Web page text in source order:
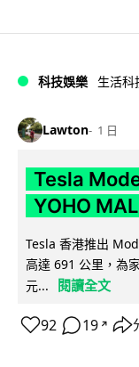
科技娛樂 生活科
Lawton 1 日
Tesla
YOHO
Tesla 香港推出
高達 691 公里，為
元...
閱讀全文
92 19 ↗